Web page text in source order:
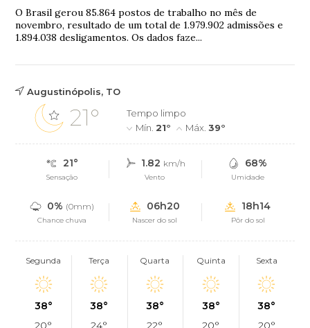
O Brasil gerou 85.864 postos de trabalho no mês de
novembro, resultado de um total de 1.979.902 admissões e
1.894.038 desligamentos. Os dados faze...
Augustinópolis, TO
21°
Tempo limpo
Mín.21° Máx.39°
21°
Sensação
1.82 km/h
Vento
68%
Umidade
0% (0mm)
Chance chuva
06h20
Nascer do sol
18h14
Pôr do sol
Segunda
38°
20°
Terça
38°
24°
Quarta
38°
22°
Quinta
38°
20°
Sexta
38°
20°